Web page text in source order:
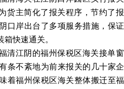
货主简化了报关程序，节约了报
口岸出台了多项服务措施，保证
快速通关。
清江阴的福州保税区海关接单窗
条不紊地为前来报关的几十家企
着福州保税区海关整体搬迁至福